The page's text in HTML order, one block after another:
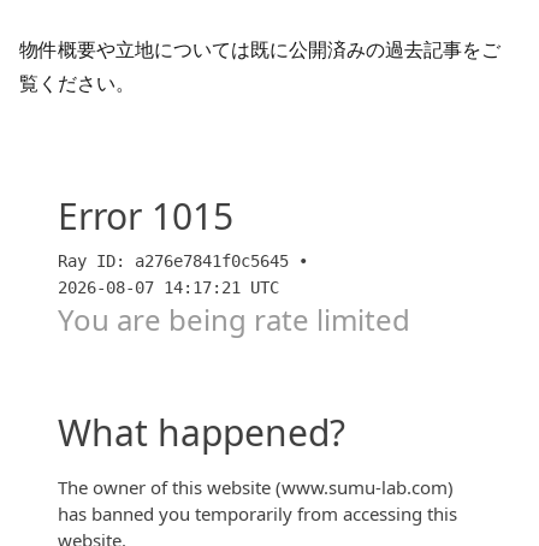
物件概要や立地については既に公開済みの過去記事をご
覧ください。
ブリリアタワー浜離宮 現地訪問レビュー【2LDK】